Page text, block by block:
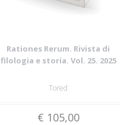
Rationes Rerum. Rivista di
filologia e storia. Vol. 25. 2025
Tored
€ 105,00